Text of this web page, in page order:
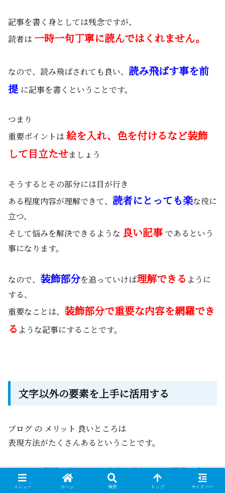
記事を書く身としては残念ですが、
読者は 一時一句丁寧に読んではくれません。
なので、読み飛ばされても良い、 読み飛ばす事を前
提 に記事を書くということです。
つまり
重要ポイントは絵を入れ、色を付けるなど装飾
して目立たせましょう
そうするとその部分には目が行き
ある程度内容が理解できて、 読者にとっても楽な役に
立つ、
そして悩みを解決できるような 良い記事 であるという
事になります。
なので、 装飾部分を追っていけば理解できる ように
する、
重要なことは、 装飾部分で重要な内容を網羅でき
る ような記事にすることです。
文字以外の要素を上手に活用する
ブログ の メリット 良いところは
表現方法がたくさんあるということです。
ブログは 動画が使えるし、文字も使えるし、画像、表も
使える。
メニュー ホーム 検索 トップ サイドバー